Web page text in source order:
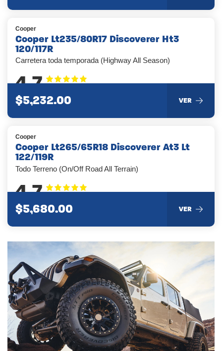
Cooper
Cooper Lt235/80R17 Discoverer Ht3
120/117R
Carretera toda temporada (Highway All Season)
4.7
$5,232.00 VER
Cooper
Cooper Lt265/65R18 Discoverer At3 Lt
122/119R
Todo Terreno (On/Off Road All Terrain)
4.7
$5,680.00 VER